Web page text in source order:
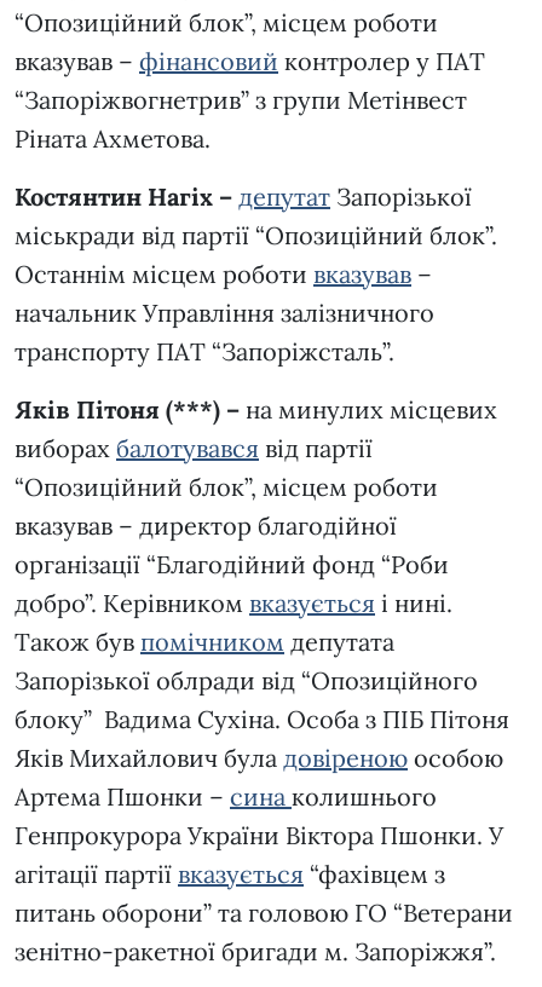
“Опозиційний блок”, місцем роботи
вказував – фінансовий контролер у ПАТ
“Запоріжвогнетрив” з групи Метінвест
Ріната Ахметова.
Костянтин Нагіх – депутат Запорізької
міськради від партії “Опозиційний блок”.
Останнім місцем роботи вказував –
начальник Управління залізничного
транспорту ПАТ “Запоріжсталь”.
Яків Пітоня (***) – на минулих місцевих
виборах балотувався від партії
“Опозиційний блок”, місцем роботи
вказував – директор благодійної
організації “Благодійний фонд “Роби
добро”. Керівником вказується і нині.
Також був помічником депутата
Запорізької облради від “Опозиційного
блоку” Вадима Сухіна. Особа з ПІБ Пітоня
Яків Михайлович була довіреною особою
Артема Пшонки – сина колишнього
Генпрокурора України Віктора Пшонки. У
агітації партії вказується “фахівцем з
питань оборони” та головою ГО “Ветерани
зенітно-ракетної бригади м. Запоріжжя”.